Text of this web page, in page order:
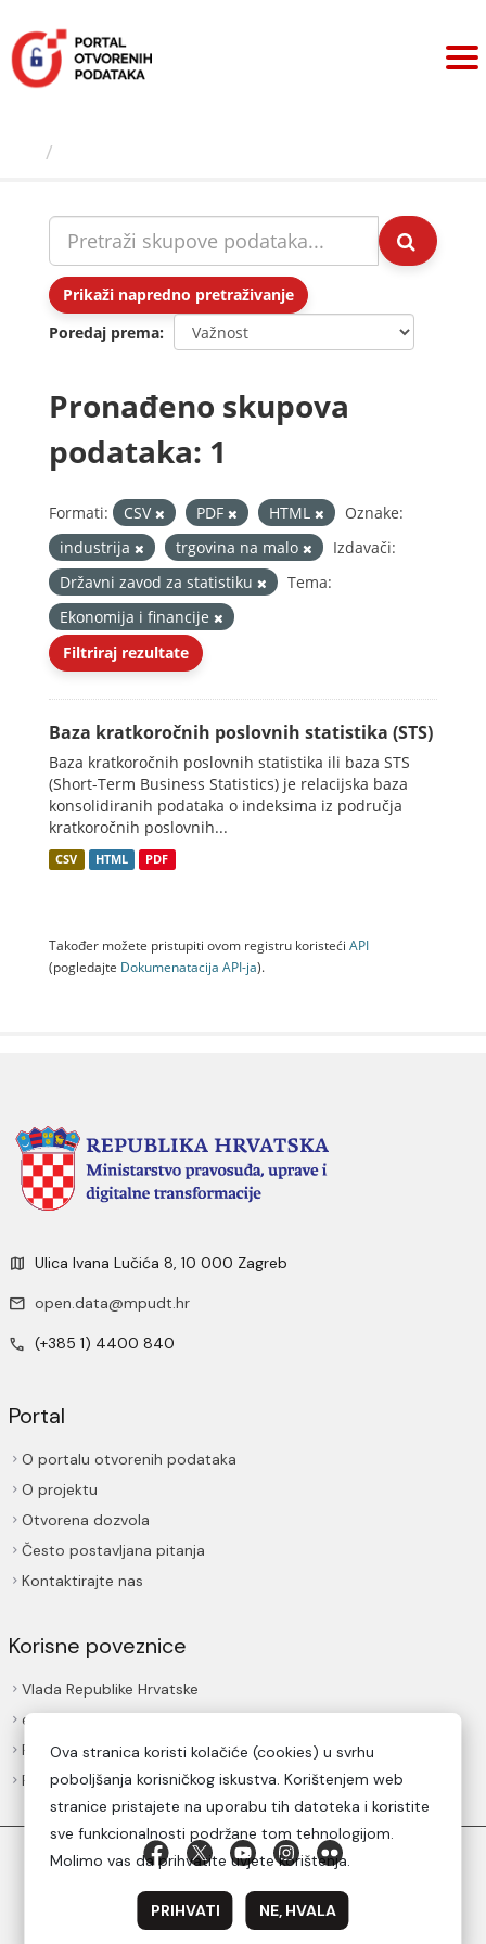
sadržaj
Prikaži napredno pretraživanje
Poredaj prema
Pronađeno skupova
podataka: 1
Formati: CSV PDF HTML
Oznake:
industrija
trgovina na malo
Izdavači:
Državni zavod za statistiku
Tema:
Ekonomija i financije
Filtriraj rezultate
Baza kratkoročnih poslovnih statistika (STS)
Baza kratkoročnih poslovnih statistika ili baza STS
(Short-Term Business Statistics) je relacijska baza
konsolidiranih podataka o indeksima iz područja
kratkoročnih poslovnih...
CSV HTML PDF
Također možete pristupiti ovom registru koristeći API
(pogledajte Dokumenаtаcijа API-jа).